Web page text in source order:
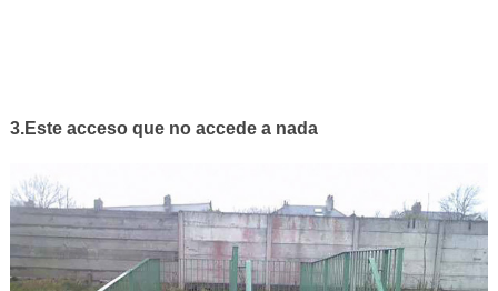
3.Este acceso que no accede a nada